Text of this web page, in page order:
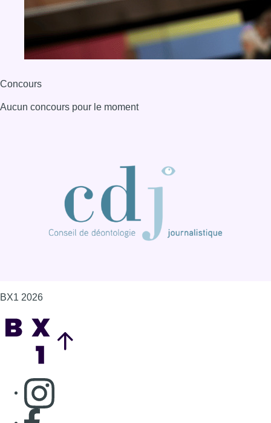
Concours
Aucun concours pour le moment
BX1 2026
Consulter page Instagram
Consulter page Facebook